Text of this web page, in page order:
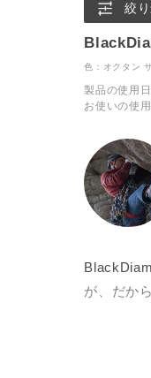
絞
色：オクタン
製品の使用
お使いの使
が、だか
ようにな